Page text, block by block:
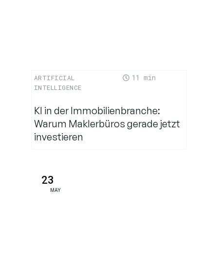
ARTIFICIAL
INTELLIGENCE
11
KI in der Immobilienbranche:
Warum Maklerbüros gerade jetzt
investieren
23
MAY